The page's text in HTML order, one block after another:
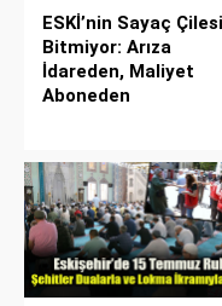
ESKİ’nin Sayaç Çilesi
Bitmiyor: Arıza
İdareden, Maliyet
Aboneden